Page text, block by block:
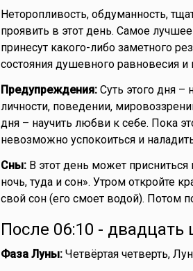
Неторопливость, обдуманность,
проявить в этот день. Самое
принесут какого-либо заметного
состояния душевного равновесия и
Предупреждения:Суть этого дня –
личности, поведении,
дня – научить любви к себе. Пока
невозможно успокоиться и
Сны:В этот день может присниться
ночь, туда и сон». Утром откройте
свой сон (его смоет водой). Потом
После 06:10 - двадцать
Фаза Луны:Четвёртая четверть,